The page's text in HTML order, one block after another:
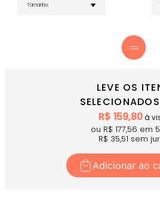
silhueta e proporciona
Comprimento Ideal - Corte
Cor Azul Dusk - Tom
- Combine com o
para um look completo e
LEVE OS
R$ 159,80à
ou R$ 177,56 em 5
R$ 35,51 sem
Adicionar ao